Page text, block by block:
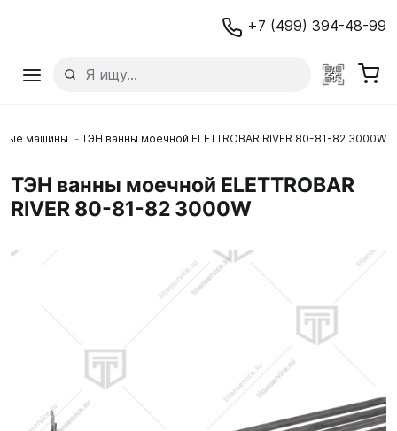
+7 (499) 394-48-99
машины ТЭН ванны моечной ELETTROBAR RIVER 80-81-82 3000W
ТЭН ванны моечной ELETTROBAR
RIVER 80-81-82 3000W